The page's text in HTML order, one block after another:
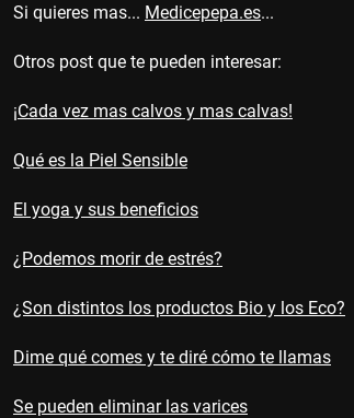
Si quieres mas... Medicepepa.es...
Otros post que te pueden interesar:
¡Cada vez mas calvos y mas calvas!
Qué es la Piel Sensible
El yoga y sus beneficios
¿Podemos morir de estrés?
¿Son distintos los productos Bio y los Eco?
Dime qué comes y te diré cómo te llamas
Se pueden eliminar las varices